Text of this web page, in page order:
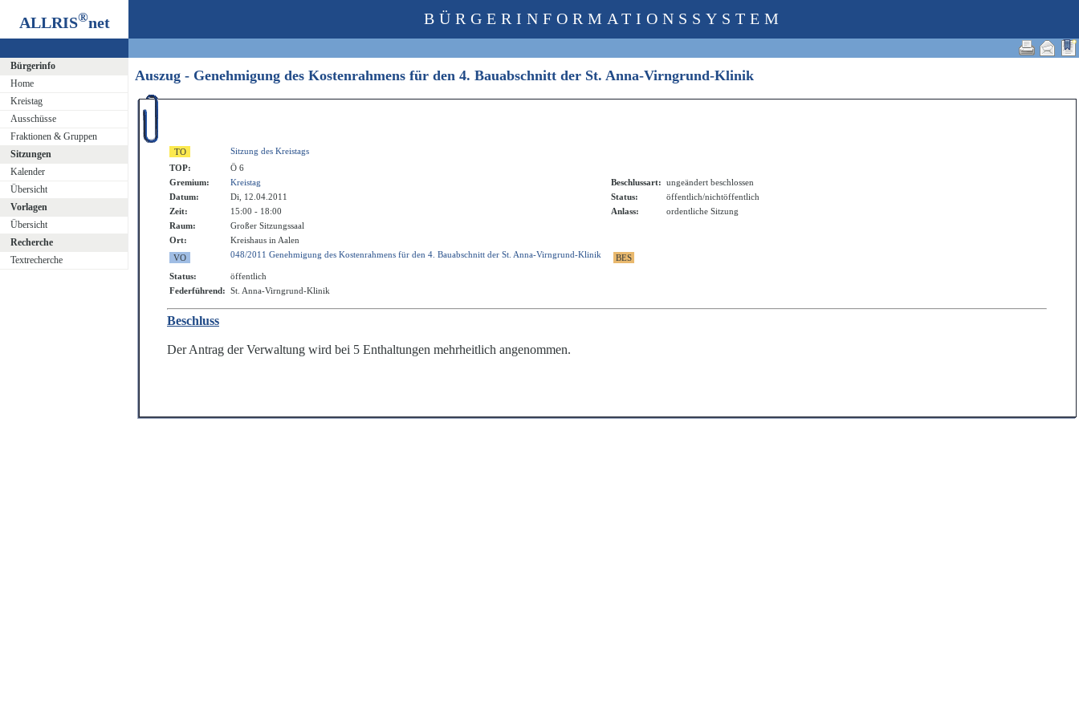
ALLRIS®net
Bürgerinfo
Home
Kreistag
Ausschüsse
Fraktionen & Gruppen
Sitzungen
Kalender
Übersicht
Vorlagen
Übersicht
Recherche
Textrecherche
BÜRGERINFORMATIONSSYSTEM
Auszug - Genehmigung des Kostenrahmens für den 4. Bauabschnitt der St. Anna-Virngrund-Klinik
Sitzung des Kreistags
TOP:
Ö 6
Gremium:
Kreistag Beschlussart: ungeändert beschlossen
Datum:
Di, 12.04.2011 Status:
öffentlich/nichtöffentlich
Zeit:
15:00 - 18:00 Anlass:
ordentliche Sitzung
Raum:
Großer Sitzungssaal
Ort:
Kreishaus in Aalen
048/2011 Genehmigung des Kostenrahmens für den 4. Bauabschnitt der St. Anna-Virngrund-Klinik
Status:
öffentlich
Federführend: St. Anna-Virngrund-Klinik
Beschluss
Der Antrag der Verwaltung wird bei 5 Enthaltungen mehrheitlich angenommen.